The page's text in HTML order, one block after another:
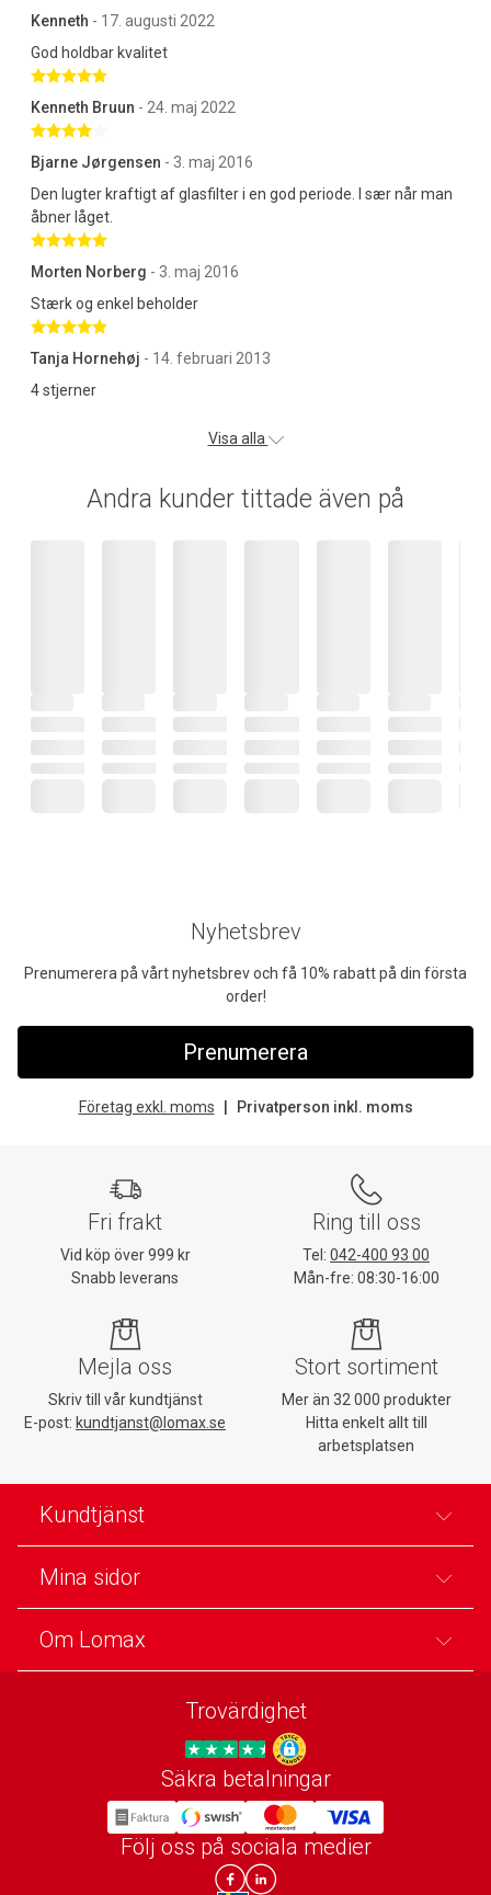
Kenneth - 17. augusti 2022
God holdbar kvalitet
Betygsatt 5 av 5 stjärnor
Kenneth Bruun - 24. maj 2022
Bjarne Jørgensen - 3. maj 2016
Den lugter kraftigt af glasfilter i en god periode. I sær når man
åbner låget.
Betygsatt 5 av 5 stjärnor
Morten Norberg - 3. maj 2016
Stærk og enkel beholder
Betygsatt 5 av 5 stjärnor
Tanja Hornehøj - 14. februari 2013
4 stjerner
Visa alla
Andra kunder tittade även på
Nyhetsbrev
Prenumerera på vårt nyhetsbrev och få 10% rabatt på din första
order!
Prenumerera
Företag exkl. moms Privatperson inkl. moms
Fri frakt
Vid köp över 999 kr
Snabb leverans
Ring till oss
Tel: 042-400 93 00
Mån-fre: 08:30-16:00
Mejla oss
Skriv till vår kundtjänst
E-post: kundtjanst@lomax.se
Stort sortiment
Mer än 32 000 produkter
Hitta enkelt allt till
arbetsplatsen
Kundtjänst
Mina sidor
Om Lomax
Trovärdighet
Trygg E-handel
Säkra betalningar
Följ oss på sociala medier
Lomax DK Facebook
Lomax SE LinkIn